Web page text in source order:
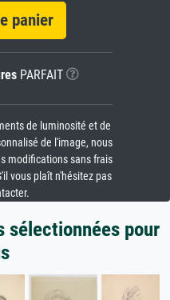
panier
PARFAIT
de luminosité et de
de l'image, nous
modifications sans frais
vous plaît n'hésitez pas
pour